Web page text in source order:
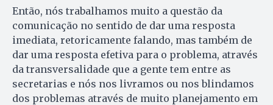
Então, nós trabalhamos muito a questão da
comunicação no sentido de dar uma resposta
imediata, retoricamente falando, mas também de
dar uma resposta efetiva para o problema, através
da transversalidade que a gente tem entre as
secretarias e nós nos livramos ou nos blindamos
dos problemas através de muito planejamento em